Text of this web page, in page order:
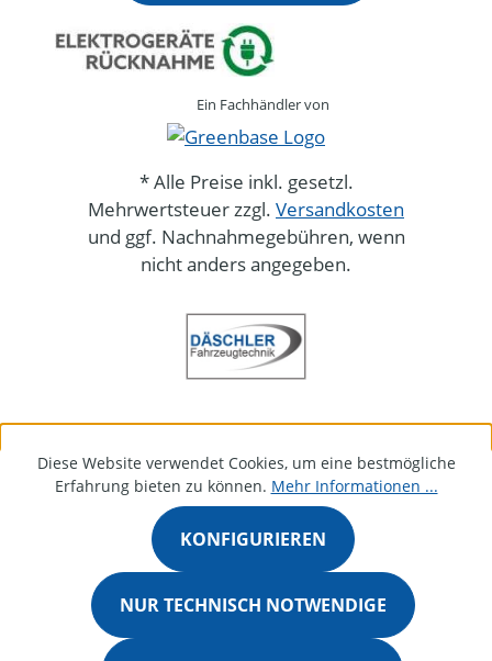
Ein Fachhändler von
* Alle Preise inkl. gesetzl.
Mehrwertsteuer zzgl. Versandkosten
und ggf. Nachnahmegebühren, wenn
nicht anders angegeben.
Diese Website verwendet Cookies, um eine bestmögliche
Erfahrung bieten zu können. Mehr Informationen ...
NUR TECHNISCH NOTWENDIGE
KONFIGURIEREN